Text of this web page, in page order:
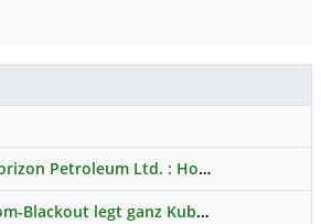
IRW-News: Horizon Petroleum Ltd. : Horizon Petroleum beginnt mit der Testförderung im Projekt Lachowice in Polen und schließt die Platzierung einer überzeichneten Wandelanleihe ab
Erneuter Strom-Blackout legt ganz Kuba lahm